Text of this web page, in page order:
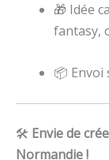
🎁 Idée
fantasy,
📦 Envoi
🛠️ Envie de
Normandie !